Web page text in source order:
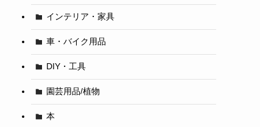
インテリア・家具
車・バイク用品
DIY・工具
園芸用品/植物
本